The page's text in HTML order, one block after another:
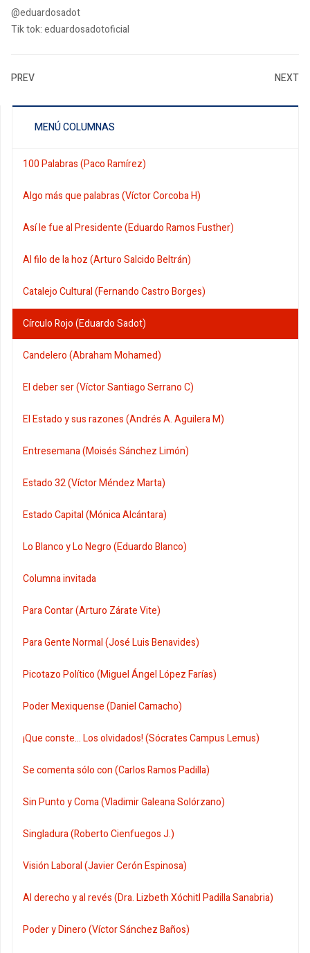
@eduardosadot
Tik tok: eduardosadotoficial
PREV NEXT
MENÚ COLUMNAS
100 Palabras (Paco Ramírez)
Algo más que palabras (Víctor Corcoba H)
Así le fue al Presidente (Eduardo Ramos Fusther)
Al filo de la hoz (Arturo Salcido Beltrán)
Catalejo Cultural (Fernando Castro Borges)
Círculo Rojo (Eduardo Sadot)
Candelero (Abraham Mohamed)
El deber ser (Víctor Santiago Serrano C)
El Estado y sus razones (Andrés A. Aguilera M)
Entresemana (Moisés Sánchez Limón)
Estado 32 (Víctor Méndez Marta)
Estado Capital (Mónica Alcántara)
Lo Blanco y Lo Negro (Eduardo Blanco)
Columna invitada
Para Contar (Arturo Zárate Vite)
Para Gente Normal (José Luis Benavides)
Picotazo Político (Miguel Ángel López Farías)
Poder Mexiquense (Daniel Camacho)
¡Que conste... Los olvidados! (Sócrates Campus Lemus)
Se comenta sólo con (Carlos Ramos Padilla)
Sin Punto y Coma (Vladimir Galeana Solórzano)
Singladura (Roberto Cienfuegos J.)
Visión Laboral (Javier Cerón Espinosa)
Al derecho y al revés (Dra. Lizbeth Xóchitl Padilla Sanabria)
Poder y Dinero (Víctor Sánchez Baños)